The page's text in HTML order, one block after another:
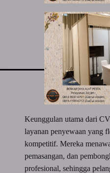
Keunggulan utama dari
layanan penyewaan yang
kompetitif. Mereka
pemasangan, dan
profesional, sehingga